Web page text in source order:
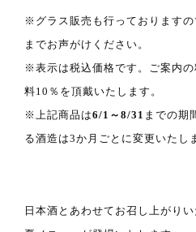
※グラス販売も行っております
までお声がけください。
※表示は税込価格です。ご案内
料10％を頂戴いたします。
※上記商品は6/1～8/31 までの期
る酒造は3か月ごとに変更いたし
日本酒とあわせてお召し上がり